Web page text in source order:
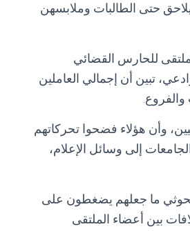
حتى الطالبات وملابسهن
للحارس القضائي
تبين أن إجمالي العاملين
وأن هؤلاء فضحوا تحركاتهم
إلى وسائل الإعلام،
ما جعلهم يضغطون على
بين أعضاء الملتقى